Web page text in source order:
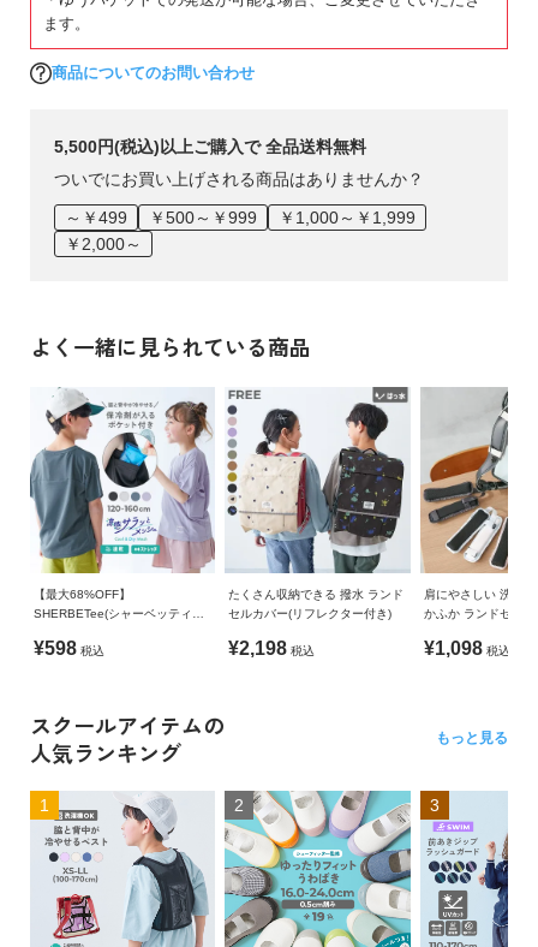
ます。
商品についてのお問い合わせ
5,500円(税込)以上ご購入で 全品送料無料
ついでにお買い上げされる商品はありませんか？
～￥499
￥500～￥999
￥1,000～￥1,999
￥2,000～
よく一緒に見られている商品
【最大68%OFF】
SHERBETee(シャーベッティー)
ット付き 涼感メッシュ 半袖Tシ
¥598 税込
たくさん収納できる 撥水 ランド
セルカバー(リフレクター付き)
¥2,198 税込
肩にやさしい 洗濯
かふか ランドセル
¥1,098 税込
スクールアイテムの
人気ランキング
もっと見る
1 2 3